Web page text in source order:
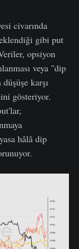
civarında
gibi put
opsiyon
veya "dip
karşı
gösteriyor.
hâlâ dip